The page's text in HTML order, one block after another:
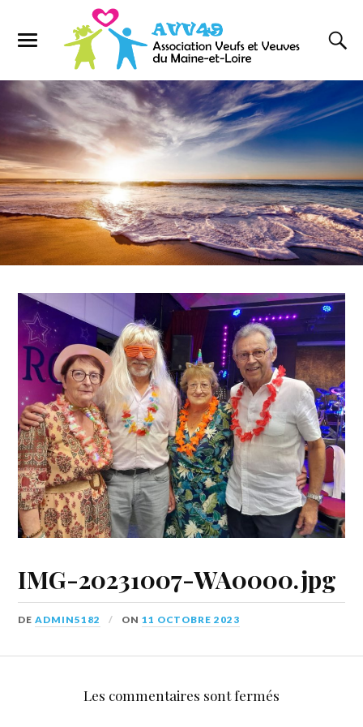
IMG-20231007-WA0000.jpg
DEADMIN5182 ON11 OCTOBRE 2023
Les commentaires sont fermés